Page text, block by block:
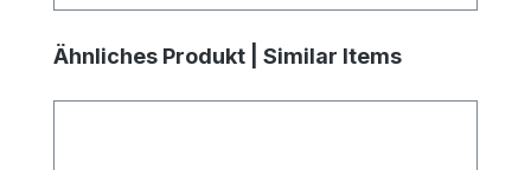
Produktgalerie überspringen
Ähnliches Produkt | Similar Items